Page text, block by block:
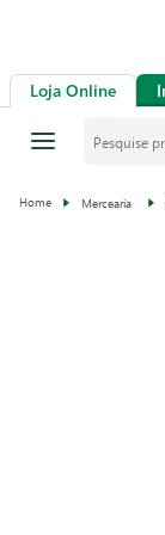
Loja Online
Mercearia